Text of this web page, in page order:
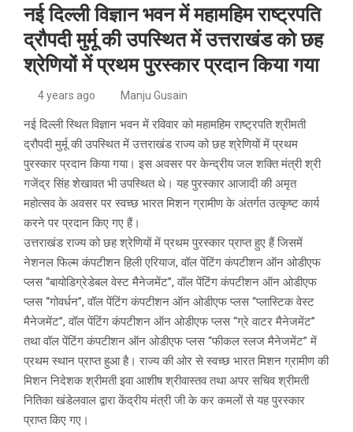
नई दिल्ली विज्ञान भवन में महामहिम राष्ट्रपति
द्रौपदी मुर्मू की उपस्थित में उत्तराखंड को छह
श्रेणियों में प्रथम पुरस्कार प्रदान किया गया
4 years ago Manju Gusain
नई दिल्ली स्थित विज्ञान भवन में रविवार को महामहिम राष्ट्रपति श्रीमती
द्रौपदी मुर्मू की उपस्थित में उत्तराखंड राज्य को छह श्रेणियों में प्रथम
पुरस्कार प्रदान किया गया। इस अवसर पर केन्द्रीय जल शक्ति मंत्री श्री
गजेंद्र सिंह शेखावत भी उपस्थित थे। यह पुरस्कार आजादी की अमृत
महोत्सव के अवसर पर स्वच्छ भारत मिशन ग्रामीण के अंतर्गत उत्कृष्ट कार्य
करने पर प्रदान किए गए हैं।
उत्तराखंड राज्य को छह श्रेणियों में प्रथम पुरस्कार प्राप्त हुए हैं जिसमें
नेशनल फिल्म कंपटीशन हिली एरियाज, वॉल पेंटिंग कंपटीशन ऑन ओडीएफ
प्लस ‘‘बायोडिग्रेडेबल वेस्ट मैनेजमेंट’’, वॉल पेंटिंग कंपटीशन ऑन ओडीएफ
प्लस ‘‘गोवर्धन’’, वॉल पेंटिंग कंपटीशन ऑन ओडीएफ प्लस ‘‘प्लास्टिक वेस्ट
मैनेजमेंट’’, वॉल पेंटिंग कंपटीशन ऑन ओडीएफ प्लस ‘‘ग्रे वाटर मैनेजमेंट’’
तथा वॉल पेंटिंग कंपटीशन ऑन ओडीएफ प्लस ‘‘फीकल स्लज मैनेजमेंट’’ में
प्रथम स्थान प्राप्त हुआ है। राज्य की ओर से स्वच्छ भारत मिशन ग्रामीण की
मिशन निदेशक श्रीमती इवा आशीष श्रीवास्तव तथा अपर सचिव श्रीमती
नितिका खंडेलवाल द्वारा केंद्रीय मंत्री जी के कर कमलों से यह पुरस्कार
प्राप्त किए गए।